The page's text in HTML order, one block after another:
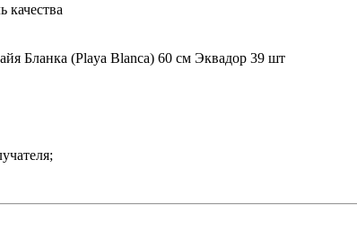
качества
Бланка (Playa Blanca) 60 см Эквадор 39 шт